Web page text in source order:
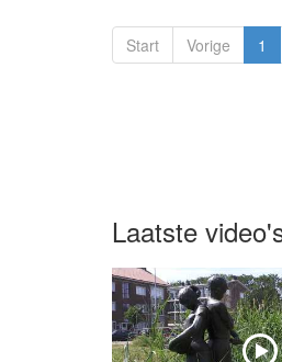
Start Vorige 1
Laatste